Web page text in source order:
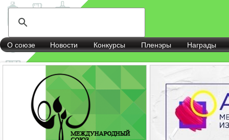
О союзе Новости Конкурсы Пленэры Награды